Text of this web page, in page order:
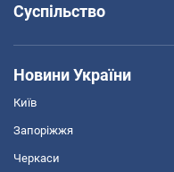
Суспільство
Новини України
Київ
Запоріжжя
Черкаси